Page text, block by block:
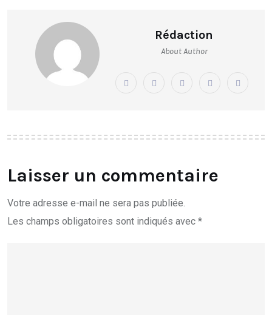
Rédaction
About Author
Laisser un commentaire
Votre adresse e-mail ne sera pas publiée.
Les champs obligatoires sont indiqués avec *